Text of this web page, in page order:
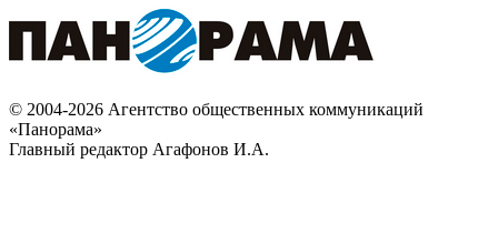
© 2004-2026 Агентство общественных коммуникаций
«Панорама»
Главный редактор Агафонов И.А.